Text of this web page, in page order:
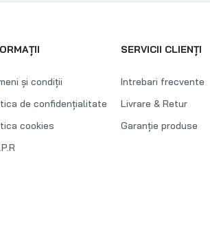
și condiții
de confidențialitate
cookies
SERVICII CLIENȚI
Intrebari frecvente
Livrare & Retur
Garanție produse